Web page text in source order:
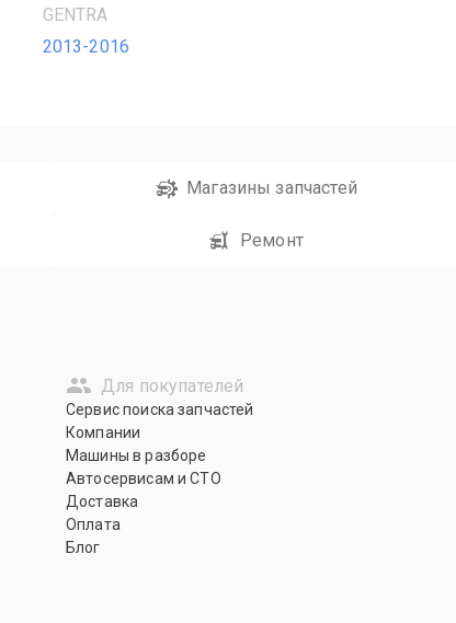
GENTRA
2013-2016
Магазины запчастей
Ремонт
Для покупателей
Сервис поиска запчастей
Компании
Машины в разборе
Автосервисам и СТО
Доставка
Оплата
Блог